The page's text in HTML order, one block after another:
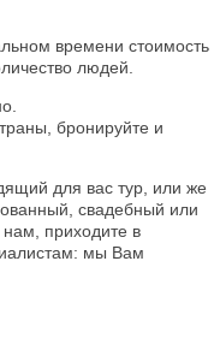
времени стоимость
людей.
бронируйте и
для вас тур, или же
свадебный или
приходите в
мы Вам